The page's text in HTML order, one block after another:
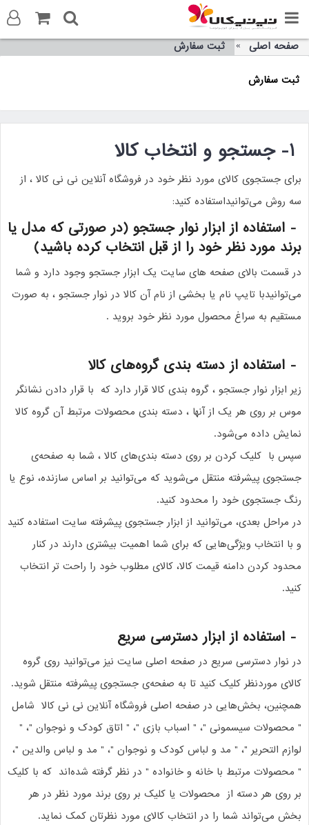
صفحه اصلی ثبت سفارش
ثبت سفارش
جستجو و انتخاب کالا
برای جستجوی کالای مورد نظر خود در فروشگاه آنلاین نی نی کالا ، از
سه روش می‏‌توانیداستفاده کنید:
- استفاده از ابزار نوار جستجو (در صورتی که مدل یا
برند مورد نظر خود را از قبل انتخاب کرده باشید)
در قسمت بالای صفحه‌ های سایت یک ابزار جستجو وجود دارد و شما
می‌‏توانیدبا تایپ نام یا بخشی از نام آن کالا در نوار جستجو ، به صورت
مستقیم به سراغ محصول مورد نظر خود بروید .
- استفاده از دسته بندی گروه‌های کالا
زیر ابزار نوار جستجو ، گروه بندی کالا قرار دارد که با قرار دادن نشان‏گر
موس بر روی هر یک از آنها ، دسته بندی محصولات مرتبط آن گروه کالا
نمایش داده می‌‏‏شود.
سپس با کلیک کردن بر روی دسته بندی‏‏‌های کالا ، شما به صفحه‌ی
جستجوی پیشرفته منتقل می‌شوید که می‌‏‏توانید بر اساس سازنده، نوع یا
رنگ جستجوی خود را محدود کنید.
در مراحل بعدی، می‌‏‏توانید از ابزار جستجوی پیشرفته سایت استفاده کنید
و با انتخاب ویژگی‌‏‏هایی که برای شما اهمیت بیشتری دارند در کنار
محدود کردن دامنه قیمت کالا، کالای مطلوب خود را راحت‏‏‌ تر انتخاب
کنید.
- استفاده از ابزار دسترسی سریع
در نوار دسترسی سریع در صفحه اصلی سایت نیز می‌توانید روی گروه
کالای موردنظر کلیک کنید تا به صفحه‌ی جستجوی پیشرفته منتقل شوید.
همچنین، بخش‌‏هایی در صفحه اصلی فروشگاه آنلاین نی نی کالا شامل
" محصولات سیسمونی "، " اسباب بازی "، " اتاق کودک و نوجوان "، "
لوازم التحریر "، " مد و لباس کودک و نوجوان "، " مد و لباس والدین "،
" محصولات مرتبط با خانه و خانواده " در نظر گرفته شده‌‏‏اند که با کلیک
بر روی هر دسته از محصولات یا کلیک بر روی برند مورد نظر در هر
بخش می‌‏تواند شما را در انتخاب کالای مورد نظرتان کمک نماید.